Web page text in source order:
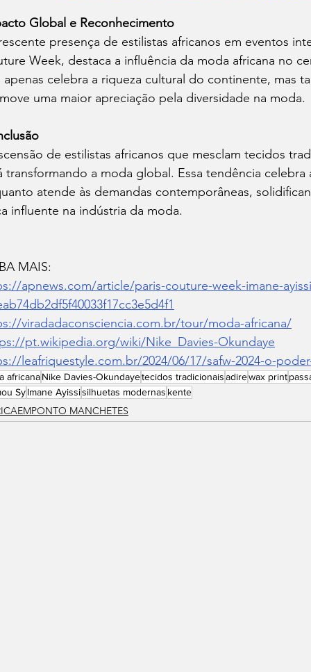
Global e Reconhecimento
presença de estilistas africanos em eventos
Week, destaca a influência da moda africana no
apenas celebra a riqueza cultural do continente, mas
uma maior apreciação pela diversidade na moda.​
de estilistas africanos que mesclam tecidos
transformando a moda global. Essa tendência
atende às demandas contemporâneas,
influente na indústria da moda.
MAIS:
apnews.com/article/paris-couture-week-imane-
viradadaconsciencia.com.br/tour/moda-africana/
pt.wikipedia.org/wiki/Nike_Davies-Okundaye
leafriquestyle.com.br/2024/06/17/safw-2024-o-
africanaNike Davies-Okundayetecidos tradicionaisadirewax print
SyImane Ayissisilhuetas modernas kente
MANCHETES